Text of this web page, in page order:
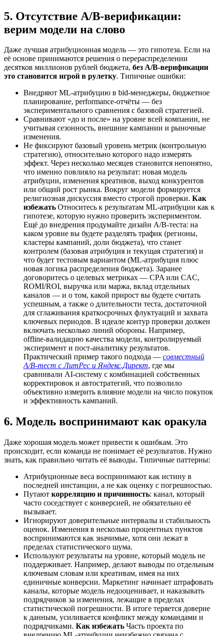
5. Отсутствие A/B-верификации:
верим модели на слово
Даже лучшая атрибуционная модель — это гипотеза. Если на
её основе принимаются решения о перераспределении
десятков миллионов рублей бюджета, без A/B-верификации
это становится игрой в рулетку. Типичные ошибки:
Внедряют ML-атрибуцию в bid-менеджеры, бюджетное
планирование, performance-отчёты — без
экспериментального сравнения с базовой стратегией.
Сравнивают «до и после» на уровне всей компании, не
учитывая сезонность, внешние кампании и рыночные
изменения.
Не фиксируют базовый уровень метрик (контрольную
стратегию), относительно которого надо измерять
эффект. Через несколько месяцев становится непонятно,
что именно повлияло на результат: новая модель
атрибуции, изменения креативов, выход конкурентов
или общий рост рынка. Вокруг модели формируется
религиозная дискуссия вместо строгой проверки. Как
избежать Относитесь к результатам ML‑атрибуции как к
гипотезе, которую нужно проверить экспериментом.
Ещё до внедрения продумайте дизайн A/B‑теста: на
каком уровне вы будете разделять трафик (регионы,
кластеры кампаний, доли бюджета), что станет
контролем (базовая атрибуция и текущая стратегия) и
что будет тестовым вариантом (ML‑атрибуция плюс
новая логика распределения бюджета). Заранее
договоритесь о целевых метриках — CPA или CAC,
ROMI/ROI, выручка или маржа, вклад отдельных
каналов — и о том, какой прирост вы будете считать
успешным, а также о длительности теста, достаточной
для сглаживания краткосрочных флуктуаций и захвата
ключевых периодов. В идеале контур проверки должен
включать несколько линий обороны. Например,
offline‑валидацию качества модели, контролируемый
эксперимент и пост‑аналитику результатов.
Практический пример такого подхода — совместный
A/B‑тест с ЛитРес и Яндекс.Директ, где мы
сравнивали AI‑систему с комбинацией собственных
корректировок и автостратегий, что позволило
объективно измерить влияние модели на число покупок
и эффективность кампаний.
6. Модель воспринимают как оракула
Даже хорошая модель может привести к ошибкам. Это
происходит, если команда не понимает её результатов. Нужно
знать, как правильно читать её выводы. Типичные паттерны:
Атрибуционные веса воспринимают как истину в
последней инстанции, а не как оценку с погрешностью.
Путают корреляцию и причинность: канал, который
часто соседствует с конверсией, не обязательно её
вызывает.
Игнорируют доверительные интервалы и стабильность
оценок. Изменения в несколько процентных пунктов
воспринимаются как значимые, хотя они лежат в
пределах статистического шума.
Используют результаты на уровне, который модель не
поддерживает. Например, делают выводы по отдельным
ключевым словам или креативам, имея на них
единичные конверсии. Маркетинг начинает штрафовать
каналы, которые модель недооценивает, и наказывать
подрядчиков за изменения, лежащие в пределах
статистической погрешности. В итоге теряется доверие
к данным, усиливается конфликт между командами и
подрядчиками. Как избежать Часть проекта по